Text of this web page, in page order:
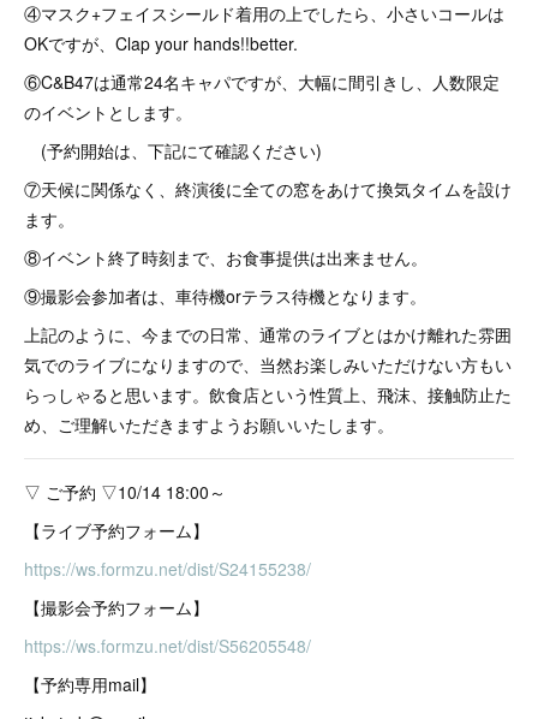
④マスク+フェイスシールド着用の上でしたら、小さいコールは
OKですが、Clap your hands!!better.
⑥C&B47は通常24名キャパですが、大幅に間引きし、人数限定
のイベントとします。
(予約開始は、下記にて確認ください)
⑦天候に関係なく、終演後に全ての窓をあけて換気タイムを設け
ます。
⑧イベント終了時刻まで、お食事提供は出来ません。
⑨撮影会参加者は、車待機orテラス待機となります。
上記のように、今までの日常、通常のライブとはかけ離れた雰囲
気でのライブになりますので、当然お楽しみいただけない方もい
らっしゃると思います。飲食店という性質上、飛沫、接触防止た
め、ご理解いただきますようお願いいたします。
▽ ご予約 ▽10/14 18:00～
【ライブ予約フォーム】
https://ws.formzu.net/dist/S24155238/
【撮影会予約フォーム】
https://ws.formzu.net/dist/S56205548/
【予約専用mail】